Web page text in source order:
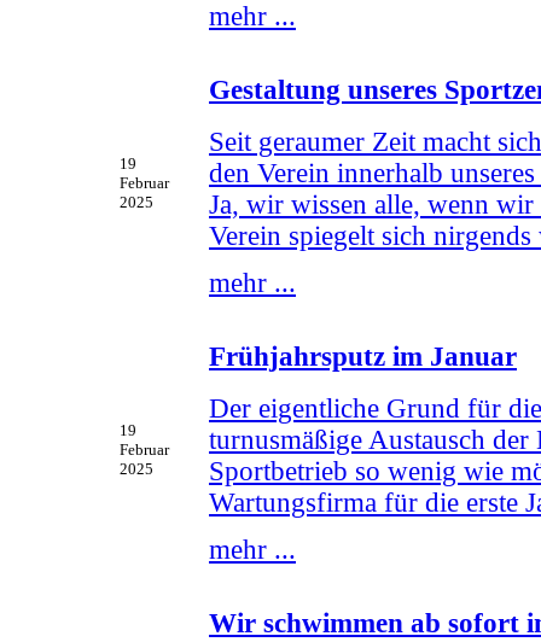
mehr ...
19
Februar
2025
Gestaltung unseres
Seit geraumer Zeit macht
den Verein innerhalb
Ja, wir wissen alle, wenn
Verein spiegelt sich nirgends
mehr ...
19
Februar
2025
Frühjahrsputz im Januar
Der eigentliche Grund für
turnusmäßige Austausch
Sportbetrieb so wenig wie
Wartungsfirma für die erste
mehr ...
Wir schwimmen ab sofort